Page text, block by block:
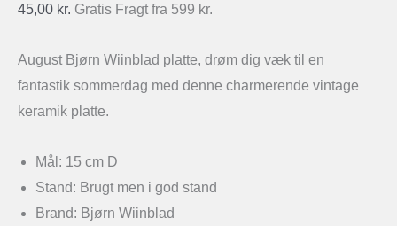
45,00 kr. Gratis Fragt fra 599 kr.
August Bjørn Wiinblad platte, drøm dig væk til en
fantastik sommerdag med denne charmerende vintage
keramik platte.
Mål: 15 cm D
Stand: Brugt men i god stand
Brand: Bjørn Wiinblad